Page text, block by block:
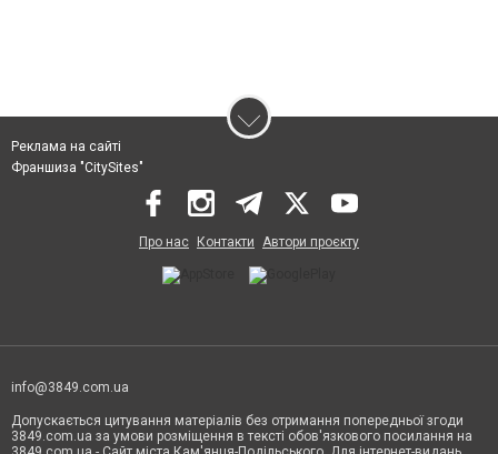
Реклама на сайті
Франшиза "CitySites"
Про нас Контакти Автори проєкту
info@3849.com.ua
Допускається цитування матеріалів без отримання попередньої згоди
3849.com.ua за умови розміщення в тексті обов'язкового посилання на